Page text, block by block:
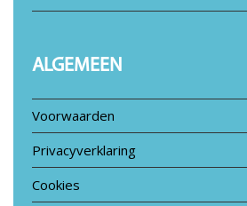
ALGEMEEN
Voorwaarden
Privacyverklaring
Cookies